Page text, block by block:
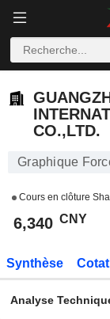
CO.,LTD.
Graphique
Cours en clôture
6,340 CNY
Synthèse
Analyse